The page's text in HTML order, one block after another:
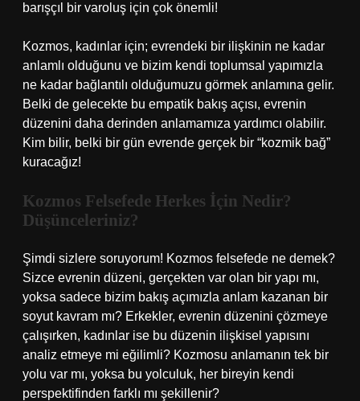
barışçıl bir varoluş için çok önemli!
Kozmos, kadınlar için; evrendeki bir ilişkinin ne kadar
anlamlı olduğunu ve bizim kendi toplumsal yapımızla
ne kadar bağlantılı olduğumuzu görmek anlamına gelir.
Belki de gelecekte bu empatik bakış açısı, evrenin
düzenini daha derinden anlamamıza yardımcı olabilir.
Kim bilir, belki bir gün evrende gerçek bir “kozmik bağ”
kuracağız!
Kozmos Felsefede Herkes İçin Nedir?
Düşünceleriniz?
Şimdi sizlere soruyorum! Kozmos felsefede ne demek?
Sizce evrenin düzeni, gerçekten var olan bir yapı mı,
yoksa sadece bizim bakış açımızla anlam kazanan bir
soyut kavram mı? Erkekler, evrenin düzenini çözmeye
çalışırken, kadınlar ise bu düzenin ilişkisel yapısını
analiz etmeye mi eğilimli? Kozmosu anlamanın tek bir
yolu var mı, yoksa bu yolculuk, her bireyin kendi
perspektifinden farklı mı şekillenir?